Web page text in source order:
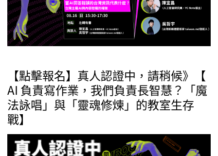
【點擊報名】真人認證中，請稍候》【
AI 負責寫作業，我們負責長智慧？「魔
法詠唱」與「靈魂修煉」的教室生存
戰】